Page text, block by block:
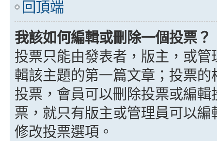
回頂端
我該如何編輯或刪除一個投票？
投票只能由發表者，版主，或
輯該主題的第一篇文章；投票
投票，會員可以刪除投票或編
票，就只有版主或管理員可以
修改投票選項。